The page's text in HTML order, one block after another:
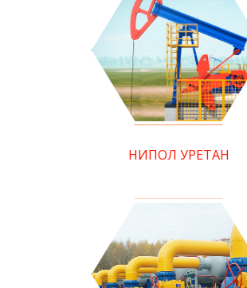
НИПОЛ УРЕТАН